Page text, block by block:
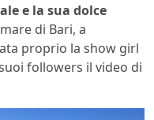
e la sua dolce
di Bari, a
proprio la show girl
followers il video di